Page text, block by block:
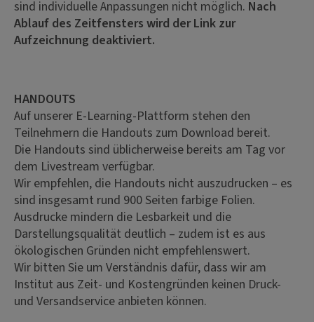
sind individuelle Anpassungen nicht möglich. Nach
Ablauf des Zeitfensters wird der Link zur
Aufzeichnung deaktiviert.
HANDOUTS
Auf unserer E-Learning-Plattform stehen den
Teilnehmern die Handouts zum Download bereit.
Die Handouts sind üblicherweise bereits am Tag vor
dem Livestream verfügbar.
Wir empfehlen, die Handouts nicht auszudrucken – es
sind insgesamt rund 900 Seiten farbige Folien.
Ausdrucke mindern die Lesbarkeit und die
Darstellungsqualität deutlich – zudem ist es aus
ökologischen Gründen nicht empfehlenswert.
Wir bitten Sie um Verständnis dafür, dass wir am
Institut aus Zeit- und Kostengründen keinen Druck-
und Versandservice anbieten können.